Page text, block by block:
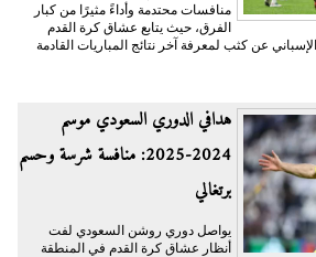
منافسات محتدمة وأداءً مثيرًا من كبار
الفرق، حيث يتابع عشاق كرة القدم
عن كثب لمعرفة آخر نتائج المباريات القادمة
هدافي الدوري السعودي موسم
2024-2025: منافسة شرسة وحسم
برتغالي
يواصل دوري روشن السعودي لفت
أنظار عشاق كرة القدم في المنطقة